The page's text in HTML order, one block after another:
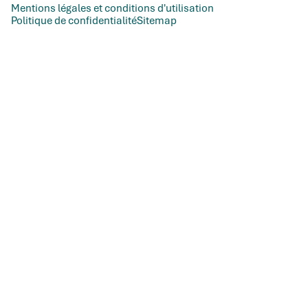
Mentions légales et conditions d'utilisation
Politique de confidentialitéSitemap